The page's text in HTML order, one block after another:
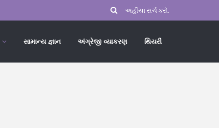
સામાન્ય જ્ઞાન અંગ્રેજી વ્યાકરણ થિયરી